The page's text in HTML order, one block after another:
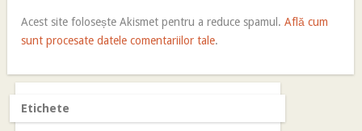
Acest site folosește Akismet pentru a reduce spamul.Află cum
sunt procesate datele comentariilor tale.
Etichete